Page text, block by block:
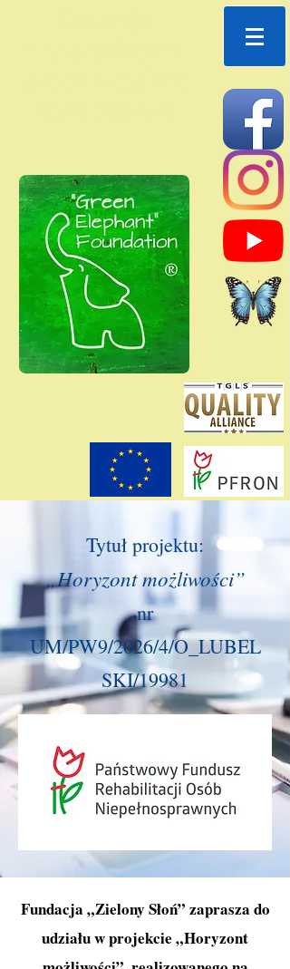
Tytuł projektu:
„Horyzont możliwości”
nr
UM/PW9/2026/4/O_LUBEL
SKI/19981
Fundacja „Zielony Słoń” zaprasza do
udziału w projekcie „Horyzont